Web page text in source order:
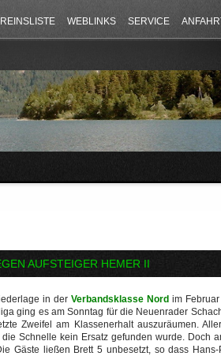
WEBLINKS SERVICE
AUFSTEIGER HEMER II
in derVerbandsklasse Nord im
ging es am Sonntag für die Neuenrader
Zweifel am Klassenerhalt auszuräumen.
Schnelle kein Ersatz gefunden wurde. Doch
Gäste ließen Brett 5 unbesetzt, so dass